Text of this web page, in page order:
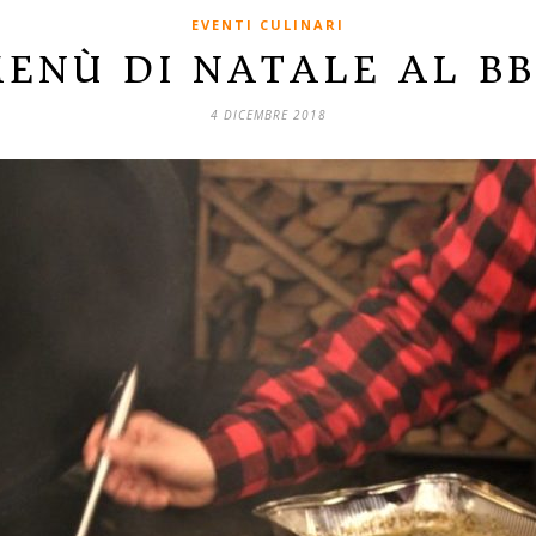
EVENTI CULINARI
DI NATALE AL
4 DICEMBRE 2018